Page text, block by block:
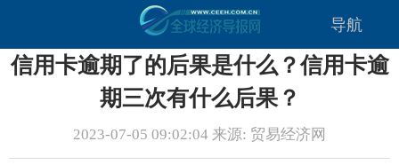
导航
信用卡逾期了的后果是什么？信用卡逾
期三次有什么后果？
2023-07-05 09:02:04 来源: 贸易经济网